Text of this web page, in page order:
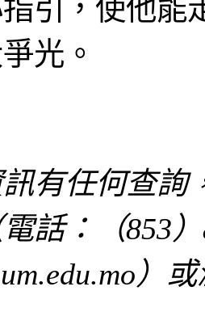
引，使他能
光。
有任何查詢
話：（853）
）